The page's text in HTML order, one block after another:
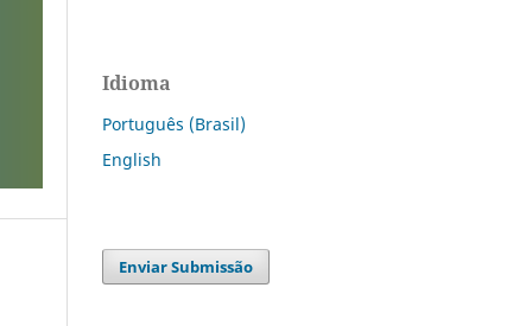
Idioma
Português (Brasil)
English
Enviar Submissão